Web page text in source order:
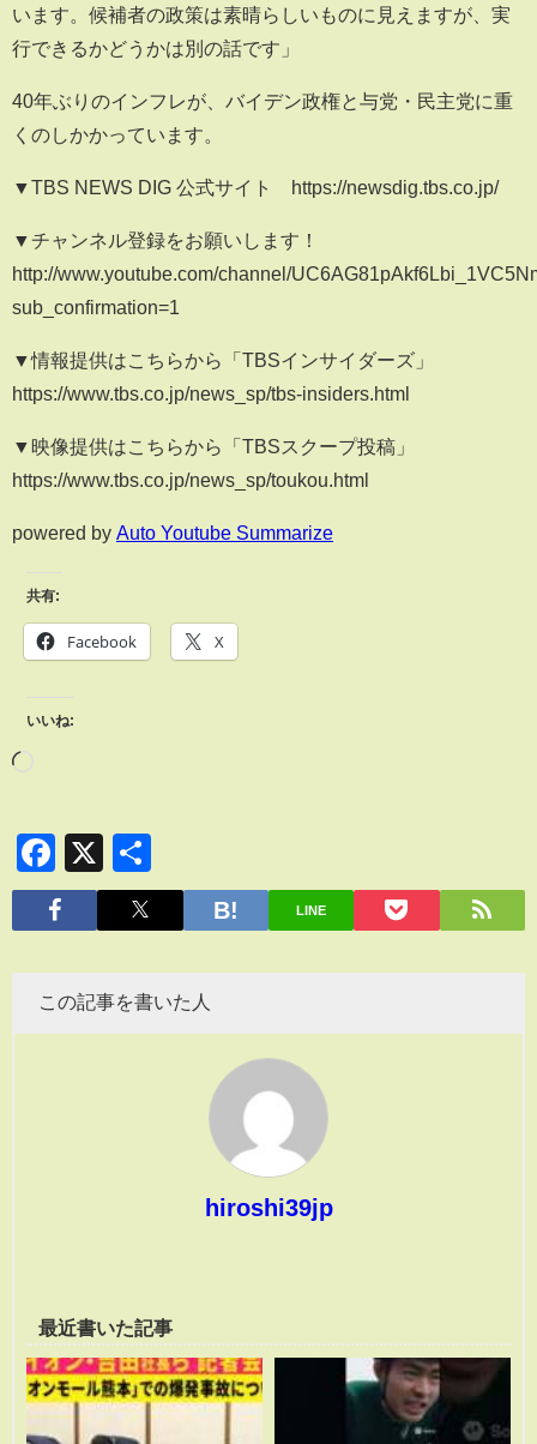
います。候補者の政策は素晴らしいものに見えますが、実
行できるかどうかは別の話です」
40年ぶりのインフレが、バイデン政権と与党・民主党に重
くのしかかっています。
▼TBS NEWS DIG 公式サイト https://newsdig.tbs.co.jp/
▼チャンネル登録をお願いします！
http://www.youtube.com/channel/
sub_confirmation=1
▼情報提供はこちらから「TBSインサイダーズ」
https://www.tbs.co.jp/news_sp/tbs-insiders.html
▼映像提供はこちらから「TBSスクープ投稿」
https://www.tbs.co.jp/news_sp/toukou.html
powered by Auto Youtube Summarize
共有:
Facebook X
いいね:
Facebook
X
有
LINE
この記事を書いた人
hiroshi39jp
最近書いた記事